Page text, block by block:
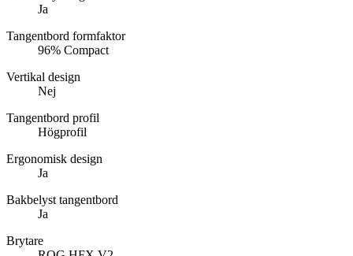
Ja
Tangentbord formfaktor
96% Compact
Vertikal design
Nej
Tangentbord profil
Högprofil
Ergonomisk design
Ja
Bakbelyst tangentbord
Ja
Brytare